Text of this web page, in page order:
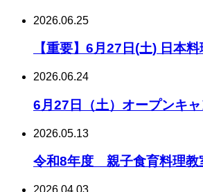
2026.06.25
【重要】6月27日(土) 日本
2026.06.24
6月27日（土）オープンキ
2026.05.13
令和8年度 親子食育料理教
2026.04.03